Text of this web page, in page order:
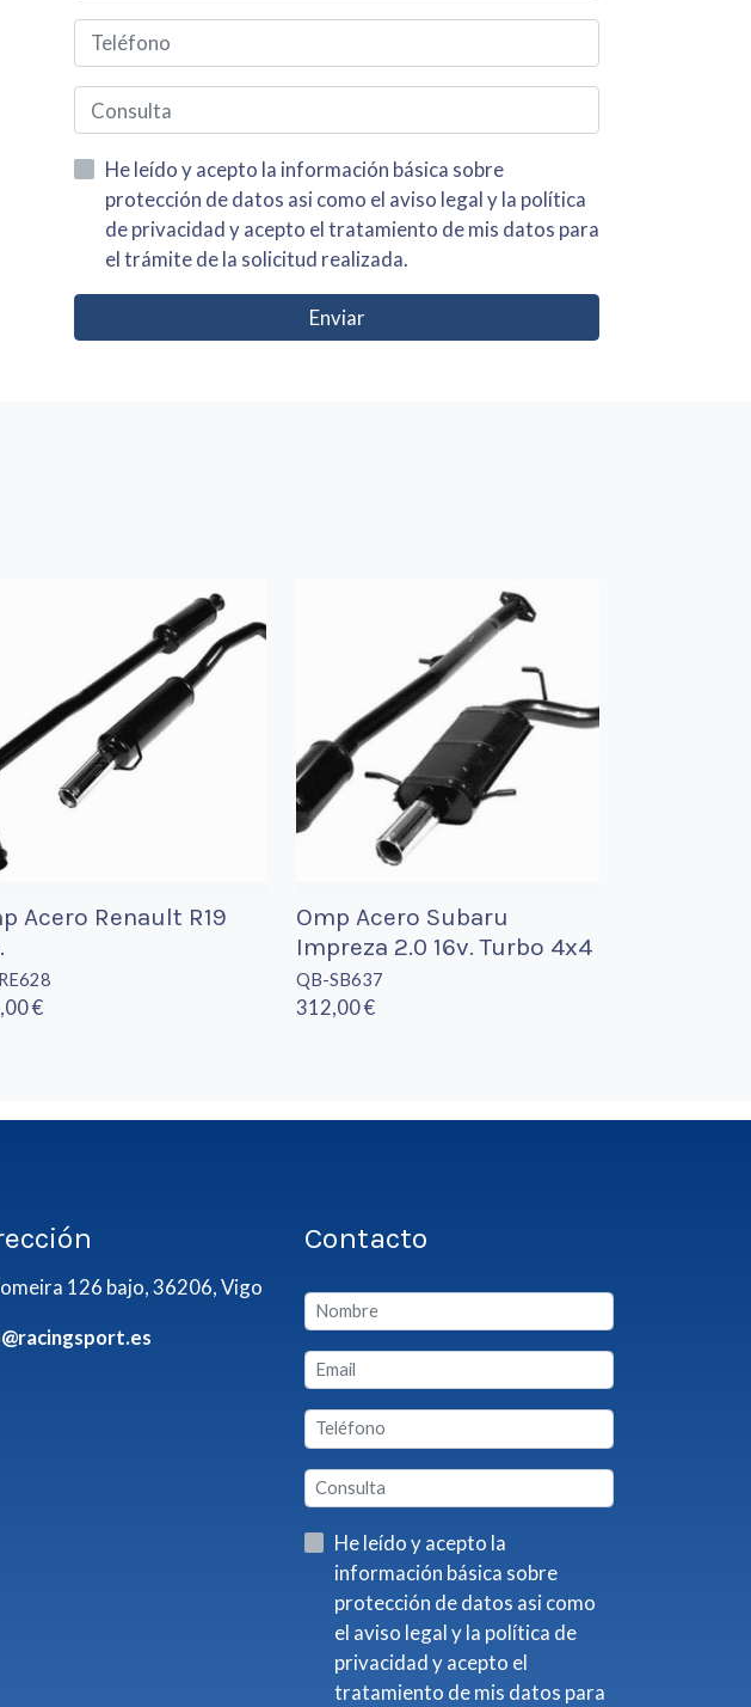
He leído y acepto la información básica sobre
protección de datos asi como el aviso legal y la política
de privacidad y acepto el tratamiento de mis datos para
el trámite de la solicitud realizada.
Enviar
Acero Renault R19
€
Omp Acero Subaru
Impreza 2.0 16v. Turbo 4x4
QB-SB637
312,00 €
126 bajo, 36206, Vigo
Contacto
He leído y acepto la
información básica sobre
protección de datos asi como
el aviso legal y la política de
privacidad y acepto el
tratamiento de mis datos para